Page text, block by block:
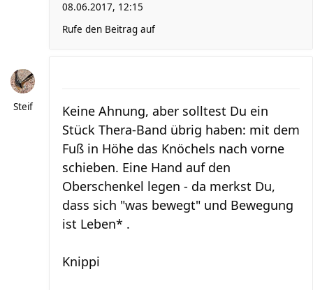
08.06.2017, 12:15
Rufe den Beitrag auf
Steif
Keine Ahnung, aber solltest Du ein
Stück Thera-Band übrig haben: mit dem
Fuß in Höhe das Knöchels nach vorne
schieben. Eine Hand auf den
Oberschenkel legen - da merkst Du,
dass sich "was bewegt" und Bewegung
ist Leben* .
Knippi